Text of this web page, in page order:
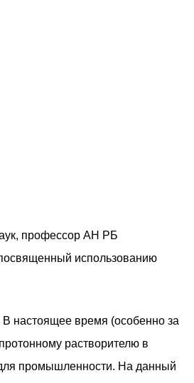
профессор АН РБ
использованию
настоящее время (особенно за
растворителю в
промышленности. На данный